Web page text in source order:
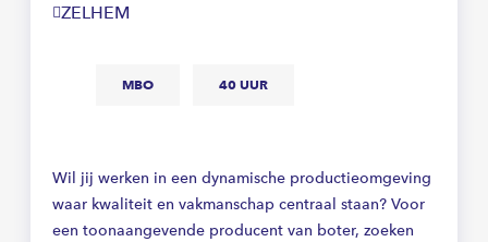
ZELHEM
MBO 40 UUR
Wil jij werken in een dynamische productieomgeving
waar kwaliteit en vakmanschap centraal staan? Voor
een toonaangevende producent van boter, zoeken